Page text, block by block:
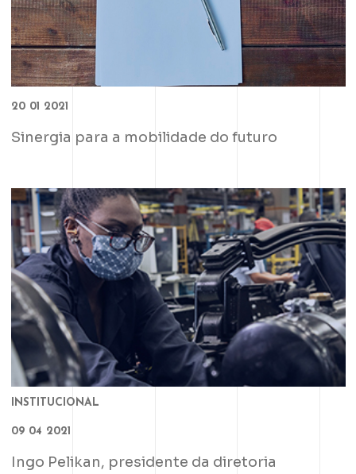
20 01 2021
Sinergia para a mobilidade do futuro
INSTITUCIONAL
09 04 2021
Ingo Pelikan, presidente da diretoria